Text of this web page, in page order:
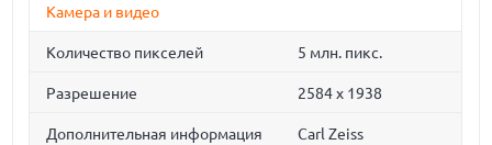
Камера и видео
Количество пикселей 5 млн. пикс.
Разрешение 2584 x 1938
Дополнительная информация Carl Zeiss